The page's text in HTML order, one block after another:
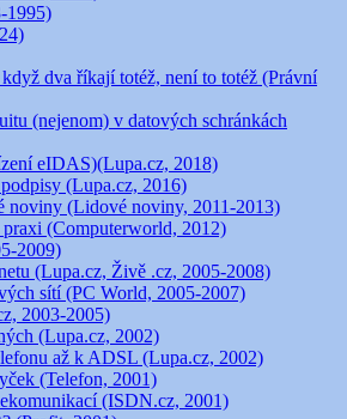
1995)
dva říkají totéž, není to totéž (Právní
(nejenom) v datových schránkách
eIDAS)(Lupa.cz, 2018)
(Lupa.cz, 2016)
noviny (Lidové noviny, 2011-2013)
(Computerworld, 2012)
2009)
(Lupa.cz, Živě .cz, 2005-2008)
sítí (PC World, 2005-2007)
2003-2005)
(Lupa.cz, 2002)
až k ADSL (Lupa.cz, 2002)
(Telefon, 2001)
(ISDN.cz, 2001)